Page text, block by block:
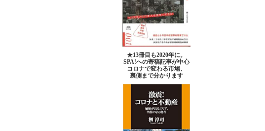
★13冊目も2020年に。
SPA!への寄稿記事が中心
コロナで変わる市場、
裏側まで分かります